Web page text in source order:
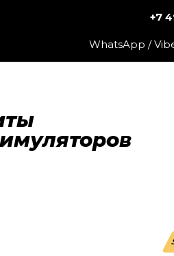
+7
WhatsApp /